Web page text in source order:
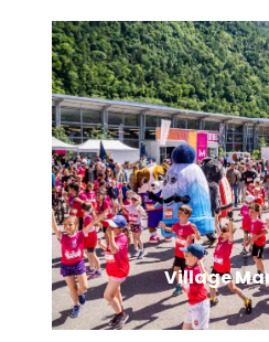
Au programme : découverte
avec notamment des
d’autres surprises
Village